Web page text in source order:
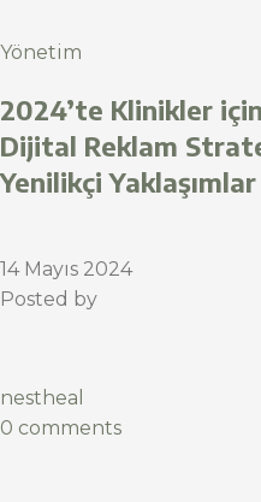
Yönetim
2024’te Klinikler
Dijital Reklam
Yenilikçi
14 Mayıs 2024
Posted by
nestheal
0 comments